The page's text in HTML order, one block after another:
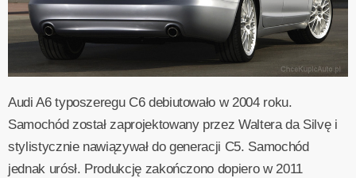
Audi A6 typoszeregu C6 debiutowało w 2004 roku.
Samochód został zaprojektowany przez Waltera da Silvę i
stylistycznie nawiązywał do generacji C5. Samochód
jednak urósł. Produkcję zakończono dopiero w 2011